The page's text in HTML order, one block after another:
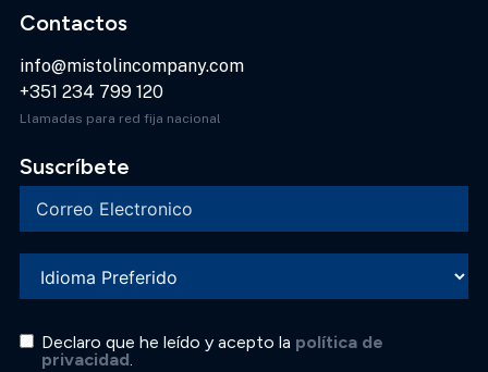
Contactos
info@mistolincompany.com
+351 234 799 120
Llamadas para red fija nacional
Suscríbete
Declaro que he leído y acepto la política de
privacidad.